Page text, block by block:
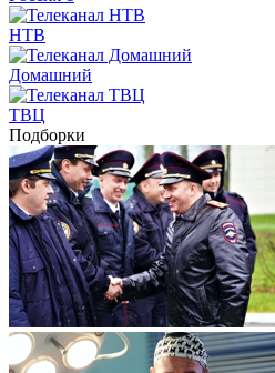
НТВ
Домашний
ТВЦ
Подборки